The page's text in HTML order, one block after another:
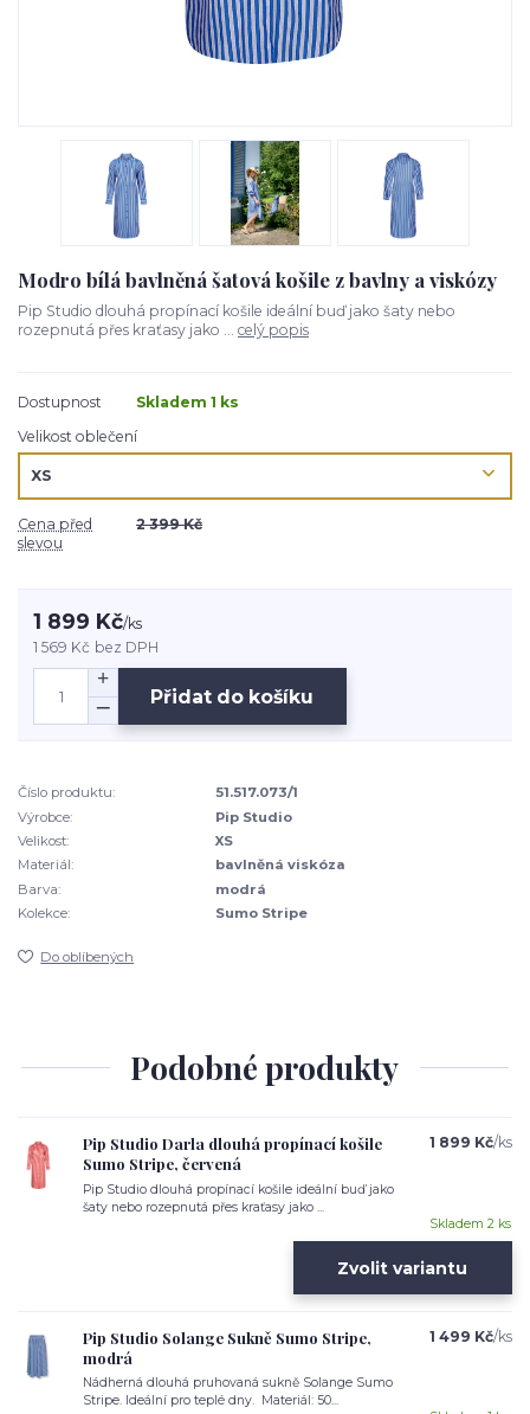
Modro bílá bavlněná šatová košile z bavlny a viskózy
Pip Studio dlouhá propínací košile ideální buď jako šaty nebo
rozepnutá přes kraťasy jako ... celý popis
Dostupnost
Skladem 1 ks
Velikost oblečení
Cena před
slevou
2 399 Kč
1 899 Kč/ks
1 569 Kč bez DPH
Přidat do košíku
Číslo produktu:
51.517.073/1
Výrobce:
Pip Studio
Velikost:
XS
Materiál:
bavlněná viskóza
Barva:
modrá
Kolekce:
Sumo Stripe
Do oblíbených
Podobné produkty
Pip Studio Darla dlouhá propínací košile
Sumo Stripe, červená
Pip Studio dlouhá propínací košile ideální buď jako
šaty nebo rozepnutá přes kraťasy jako ...
1 899 Kč/ks
Skladem 2 ks
Zvolit variantu
Pip Studio Solange Sukně Sumo Stripe,
modrá
Nádherná dlouhá pruhovaná sukně Solange Sumo
Stripe. Ideální pro teplé dny. Materiál: 50...
1 499 Kč/ks